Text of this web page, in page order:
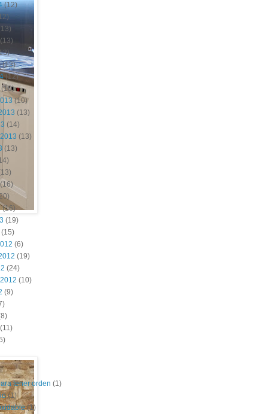
(12)
(13)
(12)
(10)
(10)
(13)
(14)
(13)
(13)
(16)
(19)
(15)
(6)
(19)
(24)
(10)
(9)
tener orden (1)
(1)
(1)